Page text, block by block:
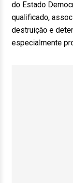
do Estado
qualificado,
destruição e
especialmente